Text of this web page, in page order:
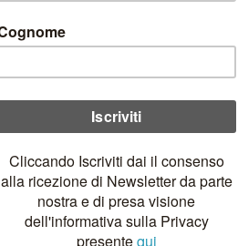
per
ci sono capi che
italiana e dal
speciale.
è pensato per
con eleganza,